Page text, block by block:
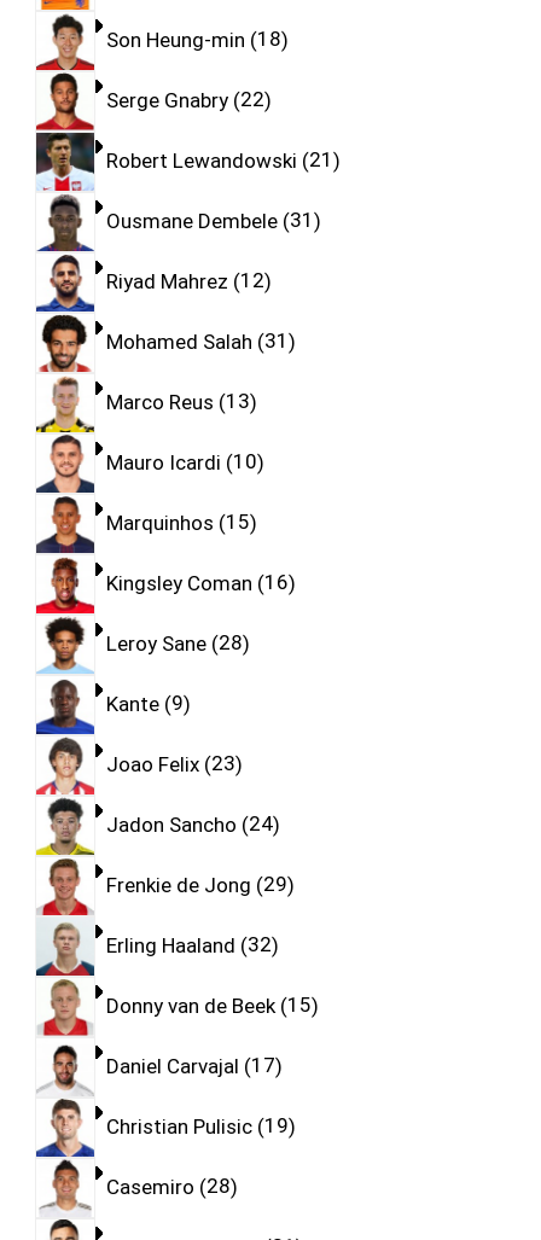
Son Heung-min 18
Serge Gnabry 22
Robert Lewandowski 21
Ousmane Dembele 31
Riyad Mahrez 12
Mohamed Salah 31
Marco Reus 13
Mauro Icardi 10
Marquinhos 15
Kingsley Coman 16
Leroy Sane 28
Kante 9
Joao Felix 23
Jadon Sancho 24
Frenkie de Jong 29
Erling Haaland 32
Donny van de Beek 15
Daniel Carvajal 17
Christian Pulisic 19
Casemiro 28